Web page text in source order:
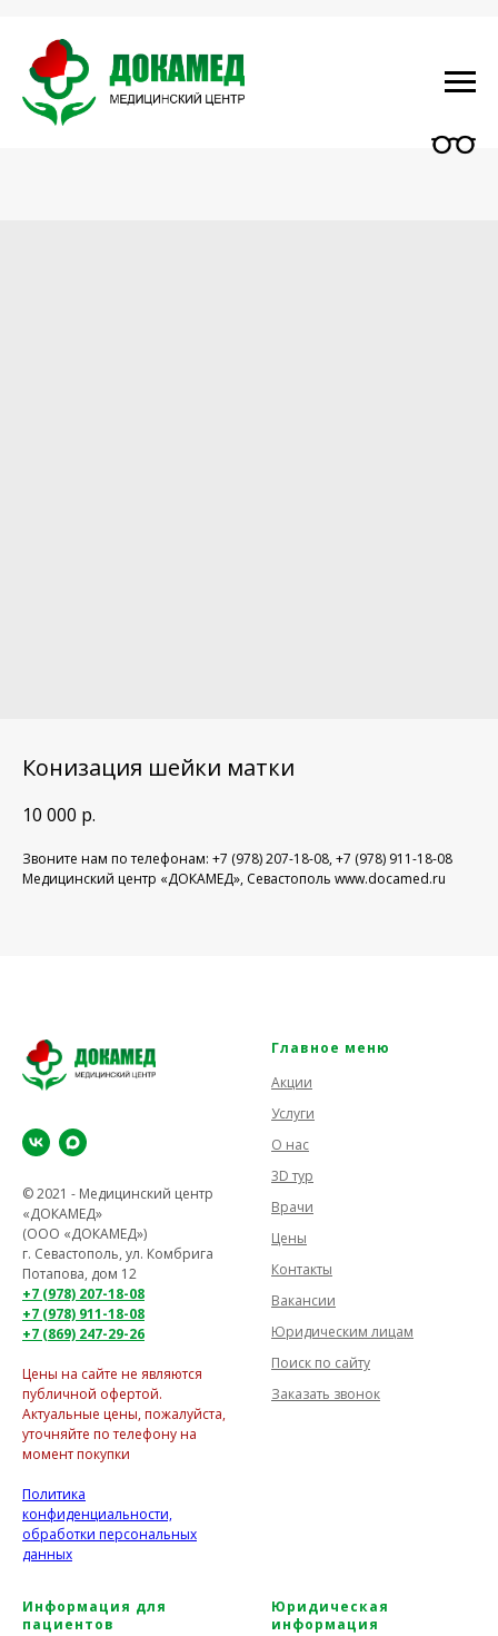
Конизация шейки матки
10 000 р.
Звоните нам по телефонам: +7 (978) 207-18-08, +7 (978) 911-18-08
Медицинский центр «ДОКАМЕД», Севастополь www.docamed.ru
© 2021 - Медицинский центр
«ДОКАМЕД»
(ООО «ДОКАМЕД»)
г. Севастополь, ул. Комбрига
Потапова, дом 12
+7 (978) 207-18-08
+7 (978) 911-18-08
+7 (869) 247-29-26
Цены на сайте не являются
публичной офертой.
Актуальные цены, пожалуйста,
уточняйте по телефону на
момент покупки
Политика
конфиденциальности,
обработки персональных
данных
Главное меню
Акции
Услуги
О нас
3D тур
Врачи
Цены
Контакты
Вакансии
Юридическим лицам
Поиск по сайту
Заказать звонок
Информация для
пациентов
Юридическая
информация